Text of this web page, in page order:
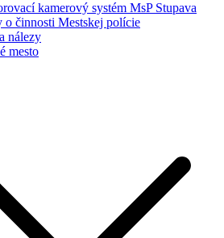
kamerový systém MsP Stupava
o činnosti Mestskej polície
nálezy
mesto